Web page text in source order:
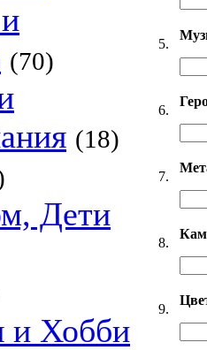
(70)
(18)
Дети
и Хобби
5.
6.
7.
8.
9.